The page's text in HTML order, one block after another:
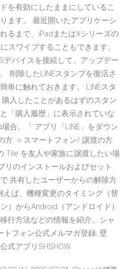
を有効にしたままにしているこ
ます。 最近開いたアプリケーシ
るまで、iPadまたはXシリーズの
スワイプすることもできます。
デバイスを接続して、アップデー
削除したLINEスタンプを復活さ
単に触れておきます。 LINEスタ
購入したことがあるはずのスタン
「購入履歴」に表示されていな
合、「 アプリ「LINE」をダウン
方. ○ スマートフォン/ 譲渡の方
Tile を友人や家族に譲渡したい場
リのインストールおよびセット.
共有したユーザーからの解除方
ば、機種変更のタイミング（替
）からAndroid（アンドロイド）
行方法などの情報を紹介。シャ
トフォン公式メルマガ登録; 壁
式アプリSHSHOW